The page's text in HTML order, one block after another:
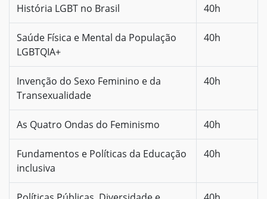
História LGBT no Brasil 40h
Saúde Física e Mental da População
LGBTQIA+
40h
Invenção do Sexo Feminino e da
Transexualidade
40h
As Quatro Ondas do Feminismo 40h
Fundamentos e Políticas da Educação
inclusiva
40h